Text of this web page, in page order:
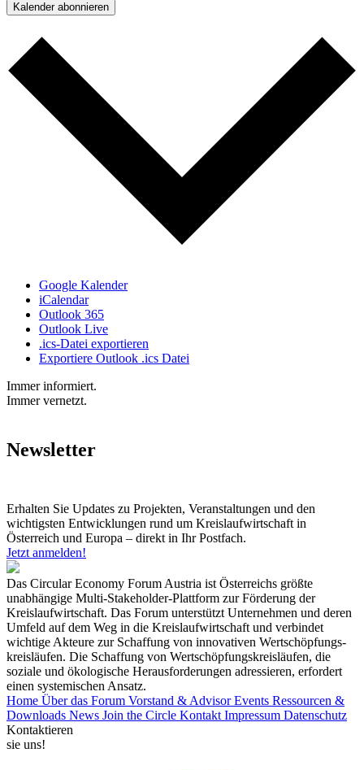
Kalender abonnieren
Google Kalender
iCalendar
Outlook 365
Outlook Live
.ics-Datei exportieren
Exportiere Outlook .ics Datei
Immer informiert.
Immer vernetzt.
Newsletter
Erhalten Sie Updates zu Projekten, Veranstaltungen und den
wichtigsten Entwicklungen rund um Kreislaufwirtschaft in
Österreich und Europa – direkt in Ihr Postfach.
Jetzt anmelden!
Das Circular Economy Forum Austria ist Österreichs größte
unabhängige Multi-Stakeholder-Plattform zur Förderung der
Kreislaufwirtschaft. Das Forum unterstützt Unternehmen und deren
Umfeld auf dem Weg in die Kreislaufwirtschaft und verbindet
wichtige Akteure zur Schaffung von innovativen Wertschöpfungs-
kreisläufen. Die Schaffung von Wertschöpfungskreisläufen, die
soziale und ökologische Herausforderungen adressieren, erfordert
einen systemischen Ansatz.
Home Über das Forum Vorstand & AdvisorEvents Ressourcen &
Downloads News Join the Circle Kontakt Impressum Datenschutz
Kontaktieren
sie uns!